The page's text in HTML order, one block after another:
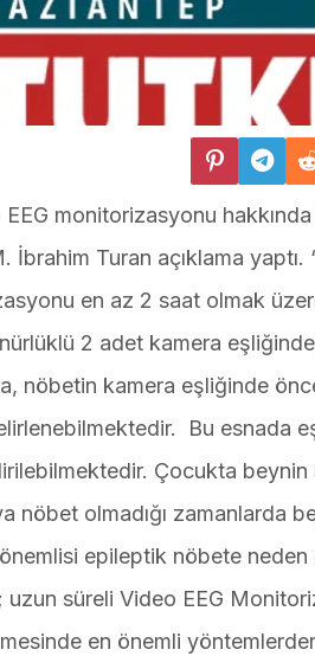
monitorizasyonu
İbrahim Turan açıklama
en az 2 saat olmak
2 adet kamera
nöbetin kamera eşliğinde
Bu esnada
Çocukta beynin
nöbet olmadığı zamanlarda
epileptik nöbete
uzun süreli Video EEG
en önemli